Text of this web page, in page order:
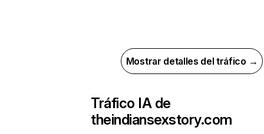
Mostrar detalles del tráfico →
Tráfico IA de
theindiansexstory.com